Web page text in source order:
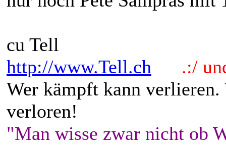
cu Tell
http://www.Tell.ch
.:/
Wer kämpft kann
verloren!
"Man wisse zwar nicht ob